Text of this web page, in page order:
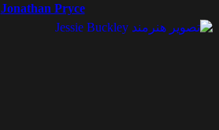
Jonathan Pryce